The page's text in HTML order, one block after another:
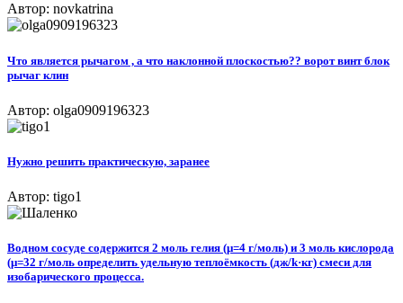
Автор: novkatrina
Что является рычагом , а что наклонной плоскостью?? ворот винт блок
рычаг клин
Автор: olga0909196323
Нужно решить практическую, заранее
Автор: tigo1
Водном сосуде содержится 2 моль гелия (μ=4 г/моль) и 3 моль кислорода
(μ=32 г/моль определить удельную теплоёмкость (дж/k·кг) смеси для
изобарического процесса.